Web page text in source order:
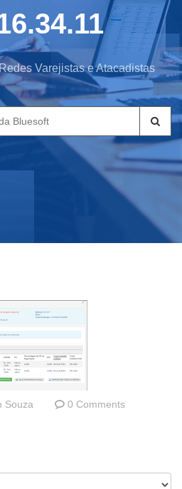
Varejistas e Atacadistas
Souza 0 Comments